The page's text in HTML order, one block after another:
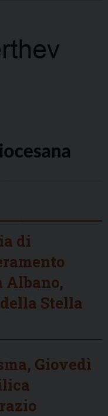
di
Albano,
Stella
Giovedì